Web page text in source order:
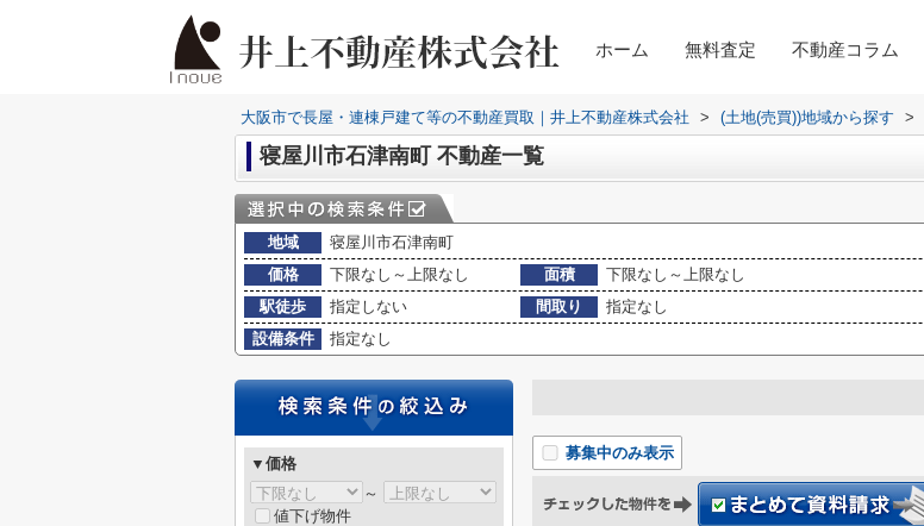
ホーム 無料査定 不動産コラム
大阪市で長屋・連棟戸建て等の不動産買取｜井上不動産株式会社 > (土地(売買))地域から探す >
寝屋川市石津南町 不動産一覧
地域
寝屋川市石津南町
価格
下限なし～上限なし 面積
下限なし～上限なし
駅徒歩
指定しない 間取り
指定なし
設備条件
指定なし
募集中のみ表示
▼価格
～
値下げ物件